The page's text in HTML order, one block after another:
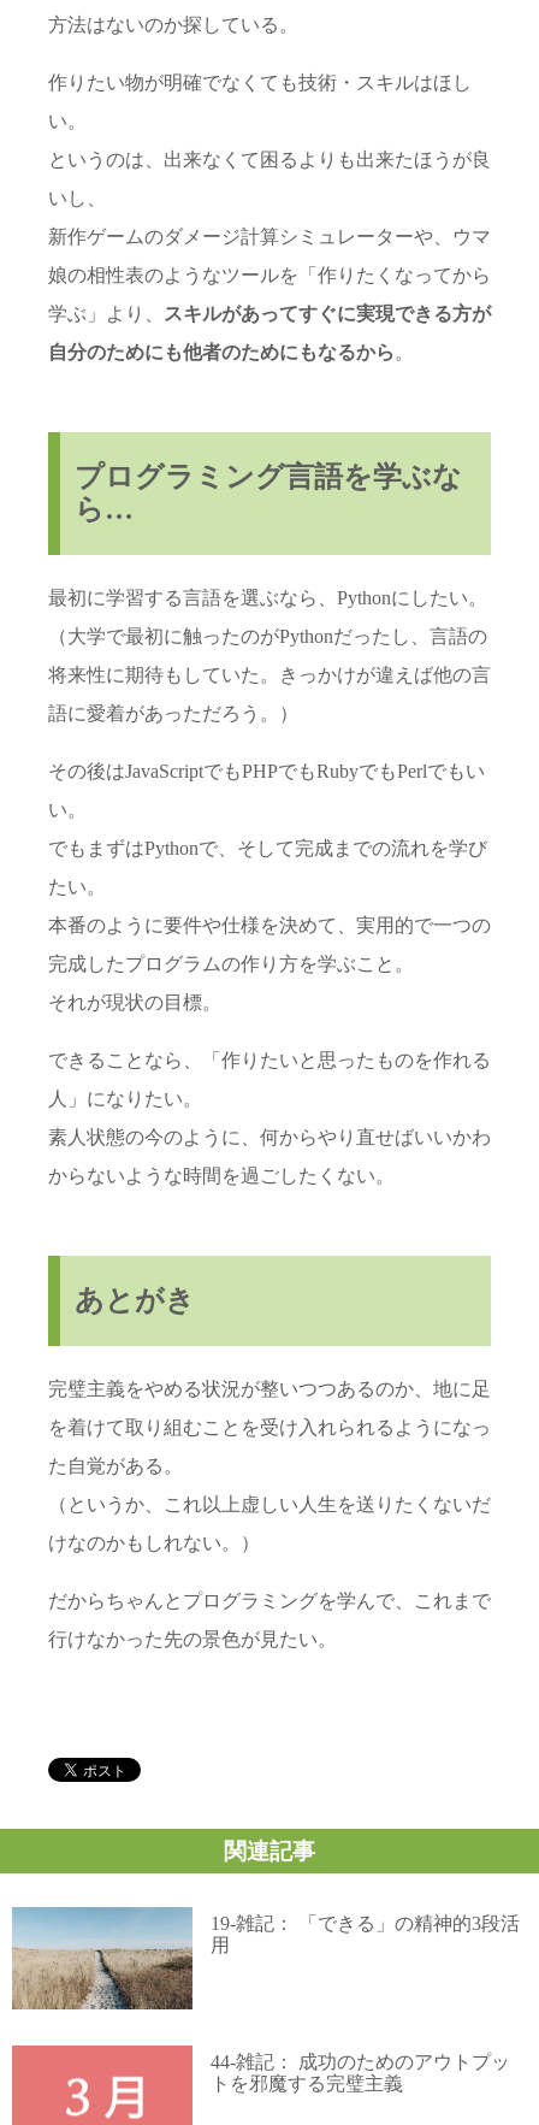
方法はないのか探している。
作りたい物が明確でなくても技術・スキルはほし
い。
というのは、出来なくて困るよりも出来たほうが良
いし、
新作ゲームのダメージ計算シミュレーターや、ウマ
娘の相性表のようなツールを「作りたくなってから
学ぶ」より、
スキルがあってすぐに実現できる方が
自分のためにも他者のためにもなるから 。
プログラミング言語を学ぶな
ら…
最初に学習する言語を選ぶなら、Pythonにしたい。
（大学で最初に触ったのがPythonだったし、言語の
将来性に期待もしていた。きっかけが違えば他の言
語に愛着があっただろう。）
その後はJavaScriptでもPHPでもRubyでもPerlでもい
い。
でもまずはPythonで、そして完成までの流れを学び
たい。
本番のように要件や仕様を決めて、実用的で一つの
完成したプログラムの作り方を学ぶこと。
それが現状の目標。
できることなら、「作りたいと思ったものを作れる
人」になりたい。
素人状態の今のように、何からやり直せばいいかわ
からないような時間を過ごしたくない。
あとがき
完璧主義をやめる状況が整いつつあるのか、地に足
を着けて取り組むことを受け入れられるようになっ
た自覚がある。
（というか、これ以上虚しい人生を送りたくないだ
けなのかもしれない。）
だからちゃんとプログラミングを学んで、これまで
行けなかった先の景色が見たい。
関連記事
19-雑記： 「できる」の精神的3段活
用
44-雑記： 成功のためのアウトプッ
トを邪魔する完璧主義